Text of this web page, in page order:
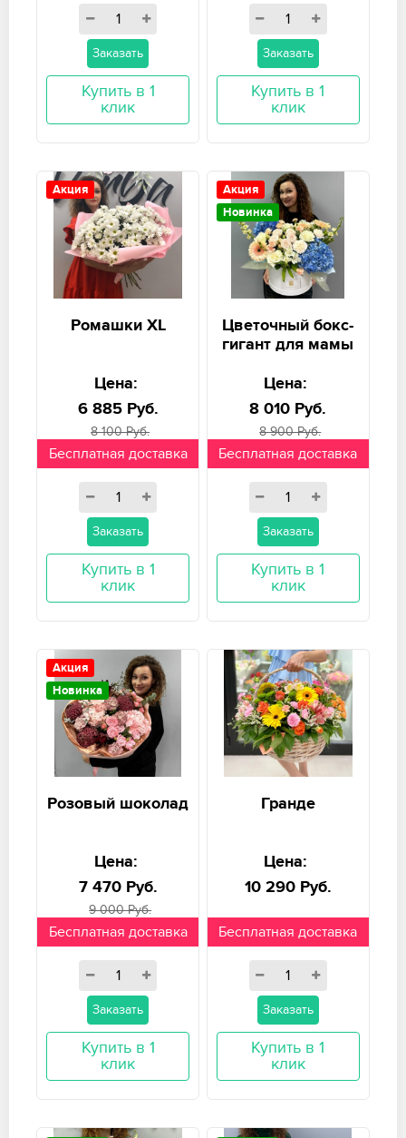
Заказать
Купить в 1
клик
Заказать
Купить в 1
клик
Акция
Ромашки XL
Цена:
6 885 Руб.
8 100 Руб.
Бесплатная доставка
Заказать
Купить в 1
клик
Акция
Новинка
Цветочный бокс-
гигант для мамы
Цена:
8 010 Руб.
8 900 Руб.
Бесплатная доставка
Заказать
Купить в 1
клик
Акция
Новинка
Розовый шоколад
Цена:
7 470 Руб.
9 000 Руб.
Бесплатная доставка
Заказать
Купить в 1
клик
Гранде
Цена:
10 290 Руб.
Бесплатная доставка
Заказать
Купить в 1
клик